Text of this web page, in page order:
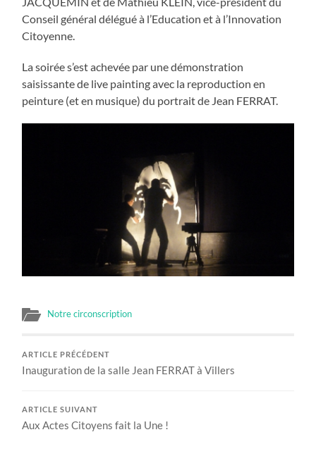
Conseil général délégué à l’Education et à l’Innovation
Citoyenne.
La soirée s’est achevée par une démonstration
saisissante de live painting avec la reproduction en
peinture (et en musique) du portrait de Jean FERRAT.
Notre circonscription
ARTICLE PRÉCÉDENT
Inauguration de la salle Jean FERRAT à Villers
ARTICLE SUIVANT
Aux Actes Citoyens fait la Une !